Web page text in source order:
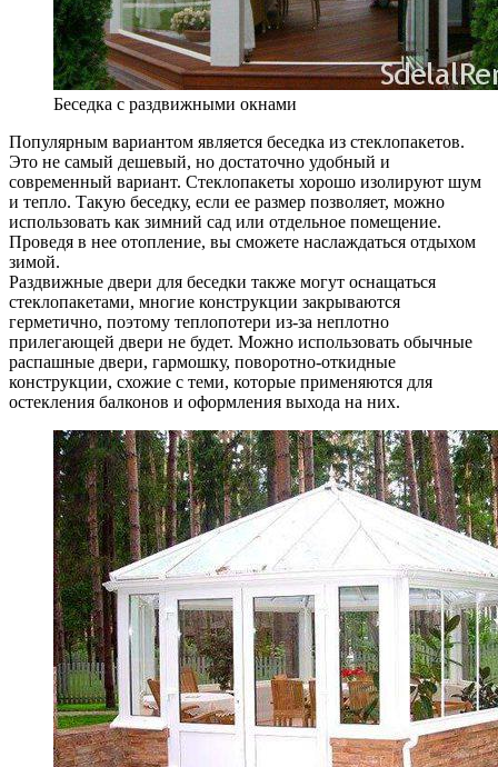
Беседка с раздвижными окнами
Популярным вариантом является беседка из стеклопакетов.
Это не самый дешевый, но достаточно удобный и
современный вариант. Стеклопакеты хорошо изолируют шум
и тепло. Такую беседку, если ее размер позволяет, можно
использовать как зимний сад или отдельное помещение.
Проведя в нее отопление, вы сможете наслаждаться отдыхом
зимой.
Раздвижные двери для беседки также могут оснащаться
стеклопакетами, многие конструкции закрываются
герметично, поэтому теплопотери из-за неплотно
прилегающей двери не будет. Можно использовать обычные
распашные двери, гармошку, поворотно-откидные
конструкции, схожие с теми, которые применяются для
остекления балконов и оформления выхода на них.